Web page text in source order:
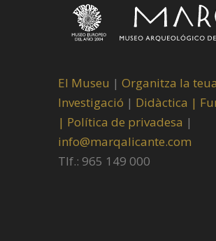
El Museu | Organitza la
Investigació | Didàctica |
| Política de privadesa |
info@marqalicante.com
Tlf.: 965 149 000